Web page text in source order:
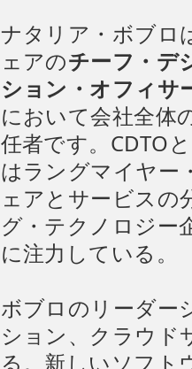
ナタリア・ボブロ
ェアのチーフ・デ
ション・オフィサ
において会社全体
任者です。CDTO
はラングマイヤー
ェアとサービスの
グ・テクノロジー
に注力している。
ボブロのリーダー
ション、クラウド
る。新しいソフト